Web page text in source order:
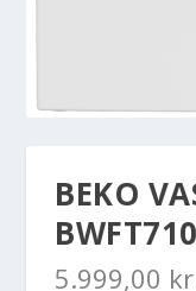
BEKO
5.999,00